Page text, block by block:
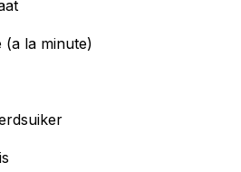
(a la minute)